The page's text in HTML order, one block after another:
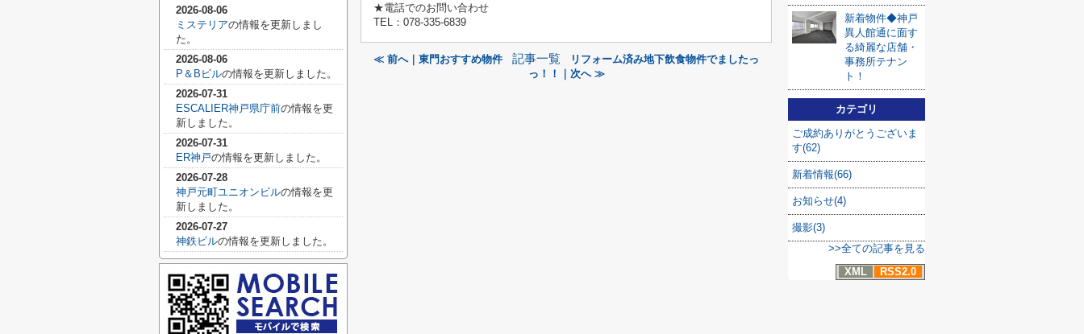
★電話でのお問い合わせ
TEL：078-335-6839
≪ 前へ｜東門おすすめ物件 記事一覧
リフォーム済み地下飲食物件でましたっ
っ！！｜次へ ≫
新着物件◆神戸
異人館通に面す
る綺麗な店舗・
事務所テナン
ト！
カテゴリ
ご成約ありがとうございま
す(62)
新着情報(66)
お知らせ(4)
撮影(3)
>>全ての記事を見る
XML
RSS2.0
2026-08-06
ミステリアの情報を更新しまし
た。
2026-08-06
P＆Bビルの情報を更新しました。
2026-07-31
ESCALIER神戸県庁前の情報を更
新しました。
2026-07-31
ER神戸の情報を更新しました。
2026-07-28
神戸元町ユニオンビルの情報を更
新しました。
2026-07-27
神鉄ビルの情報を更新しました。